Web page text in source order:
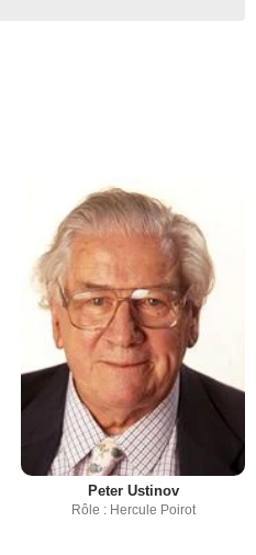
Peter Ustinov
Rôle : Hercule Poirot